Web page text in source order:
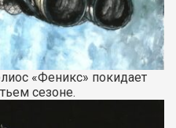
«Феникс» покидает
сезоне.